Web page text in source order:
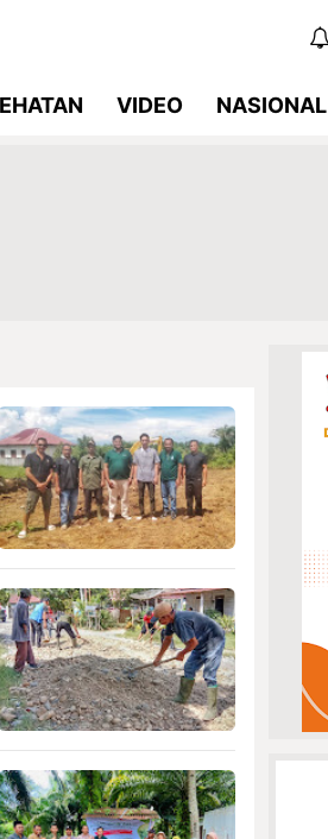
VIDEO NASIONAL